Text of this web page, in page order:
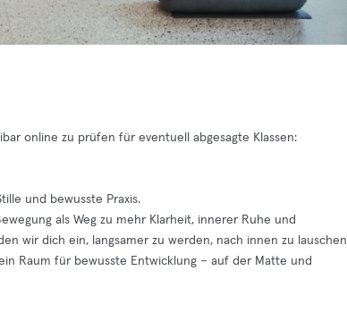
online zu prüfen für eventuell abgesagte Klassen:
und bewusste Praxis.
als Weg zu mehr Klarheit, innerer Ruhe und
wir dich ein, langsamer zu werden, nach innen zu lauschen
Raum für bewusste Entwicklung – auf der Matte und